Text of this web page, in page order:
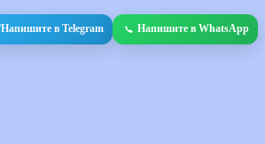
Напишите в Telegram Напишите в WhatsApp